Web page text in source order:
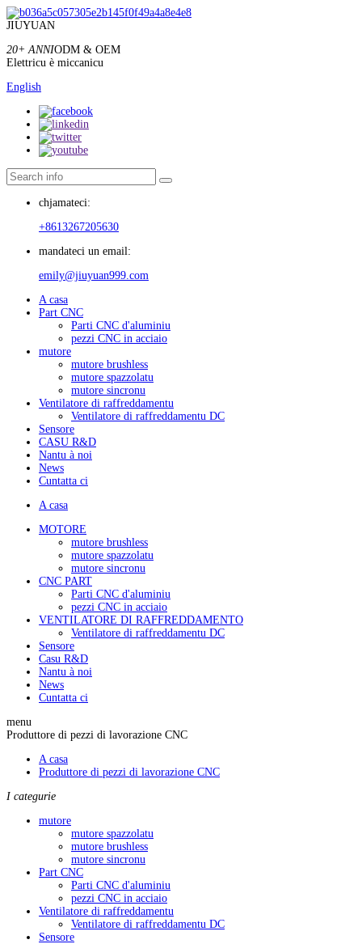
JIUYUAN
20+ ANNIODM & OEM
Elettricu è miccanicu
English
chjamateci:
+8613267205630
mandateci un email:
emily@jiuyuan999.com
A casa
Part CNC
Parti CNC d'aluminiu
pezzi CNC in acciaio
mutore
mutore brushless
mutore spazzolatu
mutore sincronu
Ventilatore di raffreddamentu
Ventilatore di raffreddamentu DC
Sensore
CASU R&D
Nantu à noi
News
Cuntatta ci
A casa
MOTORE
mutore brushless
mutore spazzolatu
mutore sincronu
CNC PART
Parti CNC d'aluminiu
pezzi CNC in acciaio
VENTILATORE DI RAFFREDDAMENTO
Ventilatore di raffreddamentu DC
Sensore
Casu R&D
Nantu à noi
News
Cuntatta ci
menu
Produttore di pezzi di lavorazione CNC
A casa
Produttore di pezzi di lavorazione CNC
I categurie
mutore
mutore spazzolatu
mutore brushless
mutore sincronu
Part CNC
Parti CNC d'aluminiu
pezzi CNC in acciaio
Ventilatore di raffreddamentu
Ventilatore di raffreddamentu DC
Sensore